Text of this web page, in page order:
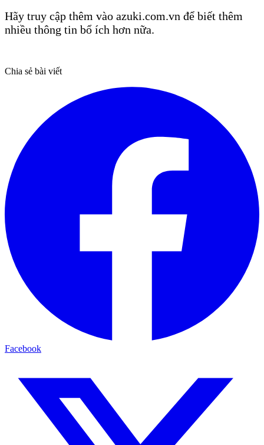
Hãy truy cập thêm vào azuki.com.vn để biết thêm
nhiều thông tin bổ ích hơn nữa.
Chia sẻ bài viết
Facebook